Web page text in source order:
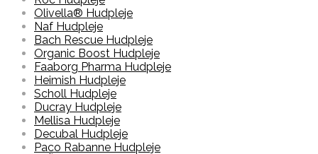
Olivella® Hudpleje
Naf Hudpleje
Bach Rescue Hudpleje
Organic Boost Hudpleje
Faaborg Pharma Hudpleje
Heimish Hudpleje
Scholl Hudpleje
Ducray Hudpleje
Mellisa Hudpleje
Decubal Hudpleje
Paco Rabanne Hudpleje